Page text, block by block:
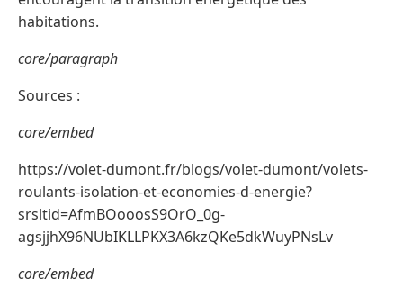
habitations.
core/paragraph
Sources :
core/embed
https://volet-dumont.fr/blogs/volet-dumont/volets-
roulants-isolation-et-economies-d-energie?
srsltid=AfmBOooosS9OrO_0g-
agsjjhX96NUbIKLLPKX3A6kzQKe5dkWuyPNsLv
core/embed